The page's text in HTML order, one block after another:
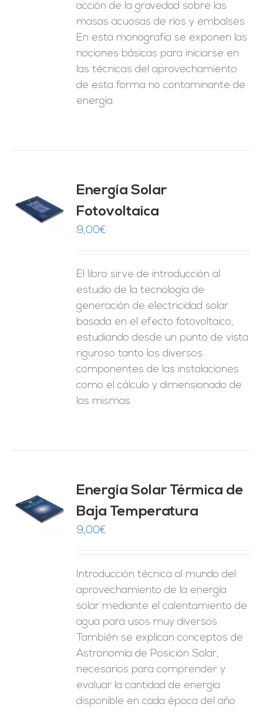
acción de la gravedad sobre las
masas acuosas de ríos y embalses.
En esta monografía se exponen las
nociones básicas para iniciarse en
las técnicas del aprovechamiento
de esta forma no contaminante de
energía.
Energía Solar
Fotovoltaica
9,00€
El libro sirve de introducción al
estudio de la tecnología de
generación de electricidad solar
basada en el efecto fotovoltaico,
estudiando desde un punto de vista
riguroso tanto los diversos
componentes de las instalaciones
como el cálculo y dimensionado de
las mismas
Energía Solar Térmica de
Baja Temperatura
9,00€
Introducción técnica al mundo del
aprovechamiento de la energía
solar mediante el calentamiento de
agua para usos muy diversos.
También se explican conceptos de
Astronomía de Posición Solar,
necesarios para comprender y
evaluar la cantidad de energía
disponible en cada época del año.